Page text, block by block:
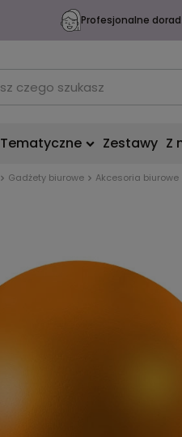
Profesjonalne
Tematyczne Zestawy Z
Gadżety biurowe Akcesoria biurowe